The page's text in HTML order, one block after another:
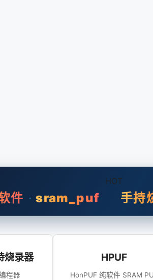
HOT
件 sram_puf 手持
烧录器
程器
HPUF
HonPUF 纯软件 SRAM